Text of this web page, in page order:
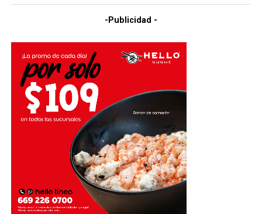
-Publicidad -